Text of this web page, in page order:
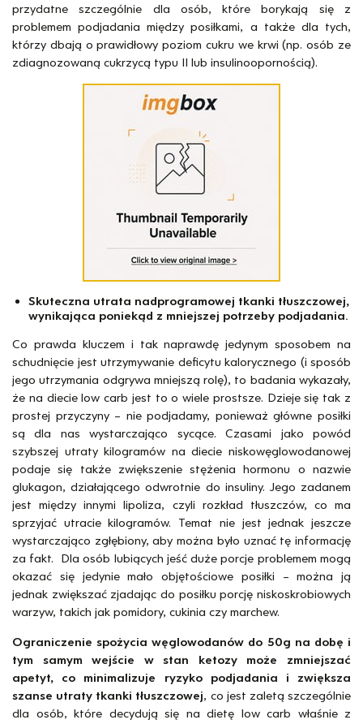
przydatne szczególnie dla osób, które borykają się z
problemem podjadania między posiłkami, a także dla tych,
którzy dbają o prawidłowy poziom cukru we krwi (np. osób ze
zdiagnozowaną cukrzycą typu II lub insulinoopornością).
Skuteczna utrata nadprogramowej tkanki tłuszczowej,
wynikająca poniekąd z mniejszej potrzeby podjadania.
Co prawda kluczem i tak naprawdę jedynym sposobem na
schudnięcie jest utrzymywanie deficytu kalorycznego (i sposób
jego utrzymania odgrywa mniejszą rolę), to badania wykazały,
że na diecie low carb jest to o wiele prostsze. Dzieje się tak z
prostej przyczyny – nie podjadamy, ponieważ główne posiłki
są dla nas wystarczająco sycące. Czasami jako powód
szybszej utraty kilogramów na diecie niskowęglowodanowej
podaje się także zwiększenie stężenia hormonu o nazwie
glukagon, działającego odwrotnie do insuliny. Jego zadanem
jest między innymi lipoliza, czyli rozkład tłuszczów, co ma
sprzyjać utracie kilogramów. Temat nie jest jednak jeszcze
wystarczająco zgłębiony, aby można było uznać tę informację
za fakt. Dla osób lubiących jeść duże porcje problemem mogą
okazać się jedynie mało objętościowe posiłki – można ją
jednak zwiększać zjadając do posiłku porcję niskoskrobiowych
warzyw, takich jak pomidory, cukinia czy marchew.
Ograniczenie spożycia węglowodanów do 50g na dobę i
tym samym wejście w stan ketozy może zmniejszać
apetyt, co minimalizuje ryzyko podjadania i zwiększa
szanse utraty tkanki tłuszczowej, co jest zaletą szczególnie
dla osób, które decydują się na dietę low carb właśnie z